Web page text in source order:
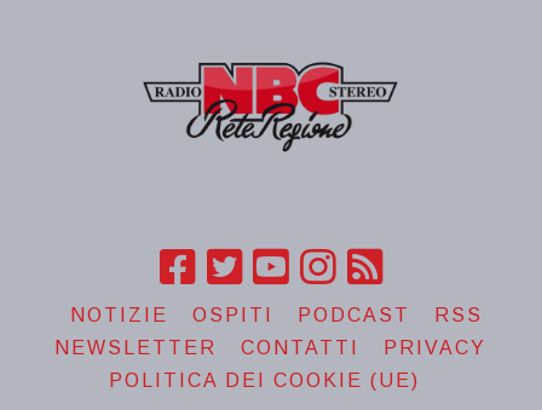
NOTIZIE OSPITI PODCAST
RSS
NEWSLETTER
CONTATTI
PRIVACY
POLITICA DEI COOKIE (UE)